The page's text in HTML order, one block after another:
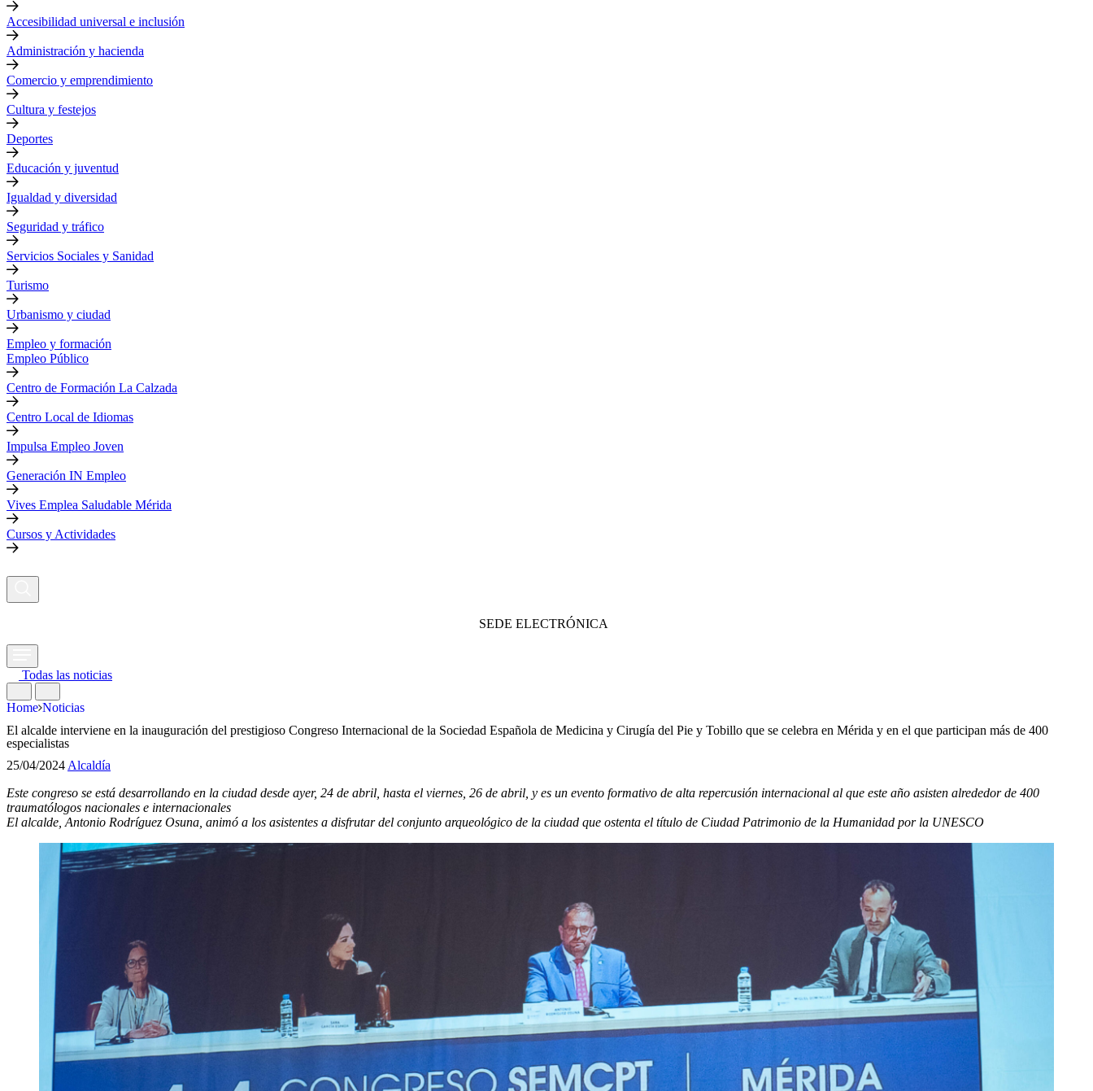
Accesibilidad universal e inclusión
Administración y hacienda
Comercio y emprendimiento
Cultura y festejos
Deportes
Educación y juventud
Igualdad y diversidad
Seguridad y tráfico
Servicios Sociales y Sanidad
Turismo
Urbanismo y ciudad
Empleo y formación
Empleo Público
Centro de Formación La Calzada
Centro Local de Idiomas
Impulsa Empleo Joven
Generación IN Empleo
Vives Emplea Saludable Mérida
Cursos y Actividades
SEDE ELECTRÓNICA
Todas las noticias
Home Noticias
El alcalde interviene en la inauguración del prestigioso Congreso Internacional de la Sociedad Española de Medicina y Cirugía del Pie y Tobillo que se celebra en Mérida y en el que participan más de 400
especialistas
25/04/2024Alcaldía
Este congreso se está desarrollando en la ciudad desde ayer, 24 de abril, hasta el viernes, 26 de abril, y es un evento formativo de alta repercusión internacional al que este año asisten alrededor de 400
traumatólogos nacionales e internacionales
El alcalde, Antonio Rodríguez Osuna, animó a los asistentes a disfrutar del conjunto arqueológico de la ciudad que ostenta el título de Ciudad Patrimonio de la Humanidad por la UNESCO